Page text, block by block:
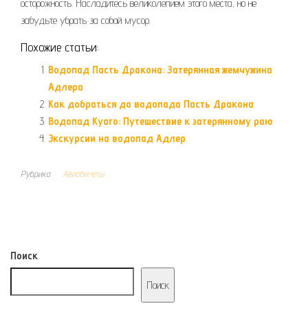
осторожность. Насладитесь великолепием этого места, но не
забудьте убрать за собой мусор.
Похожие статьи:
Водопад Пасть Дракона: Затерянная жемчужина
Адлера
Как добраться до водопада Пасть Дракона
Водопад Куаго: Путешествие к затерянному раю
Экскурсии на водопад Адлер
Рубрика Авиабилеты
Поиск
Поиск